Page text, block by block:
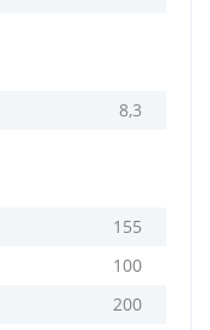
8,3
155
100
200